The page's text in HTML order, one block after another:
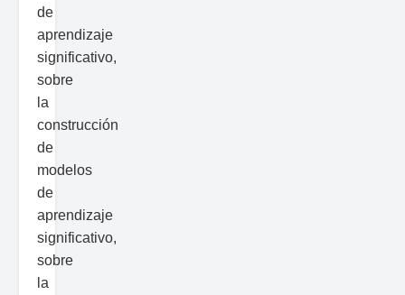
de
aprendizaje
significativo,
sobre
la
construcción
de
modelos
de
aprendizaje
significativo,
sobre
la